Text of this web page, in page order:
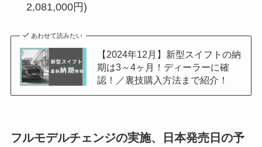
2,081,000円)
あわせて読みたい
【2024年12月】新型スイフトの納
期は3～4ヶ月！ディーラーに確
認！／裏技購入方法まで紹介！
フルモデルチェンジの実施、日本発売日の予